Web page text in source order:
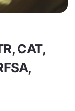
CAT,